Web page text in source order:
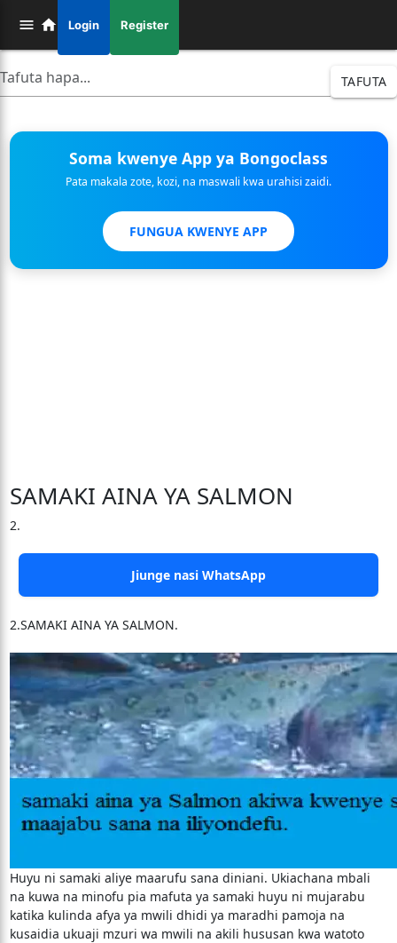
Login Register
TAFUTA
Soma kwenye App ya Bongoclass
Pata makala zote, kozi, na maswali kwa urahisi zaidi.
FUNGUA KWENYE APP
SAMAKI AINA YA SALMON
2.
Jiunge nasi WhatsApp
2.SAMAKI AINA YA SALMON.
Huyu ni samaki aliye maarufu sana diniani. Ukiachana mbali
na kuwa na minofu pia mafuta ya samaki huyu ni mujarabu
katika kulinda afya ya mwili dhidi ya maradhi pamoja na
kusaidia ukuaji mzuri wa mwili na akili hususan kwa watoto